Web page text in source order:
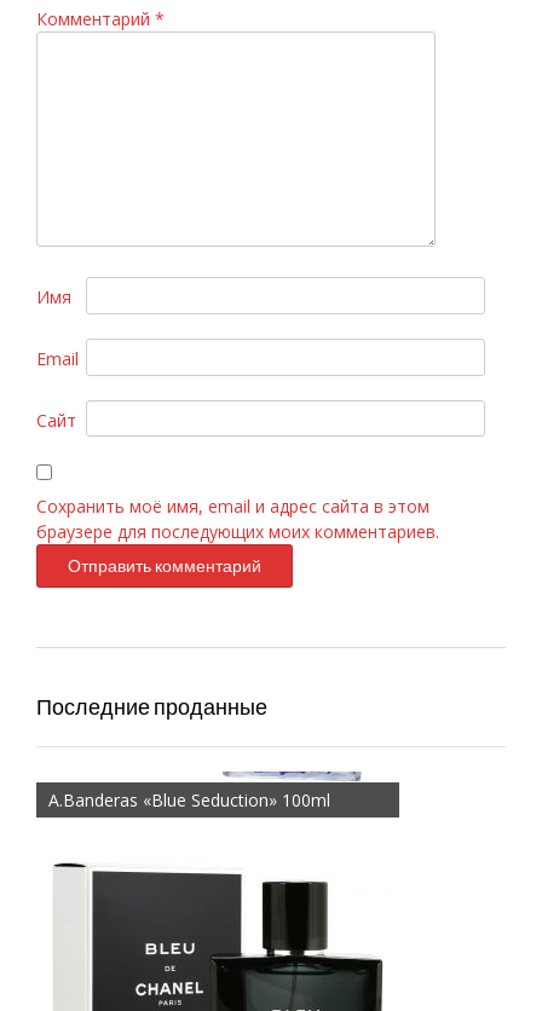
Комментарий *
Имя
Email
Сайт
Сохранить моё имя, email и адрес сайта в этом
браузере для последующих моих комментариев.
Последние проданные
D&G 3 LImperatrice, 100ml